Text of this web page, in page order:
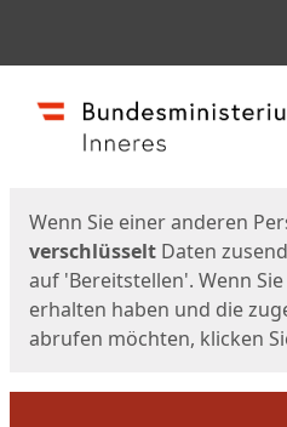
Start
Wenn Sie einer anderen
verschlüsselt Daten
auf 'Bereitstellen'. Wenn
erhalten haben und die
abrufen möchten, klicken